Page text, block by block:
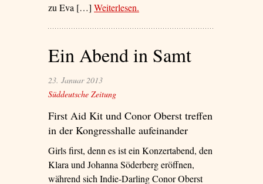
zu Eva […] Weiterlesen– ‘Faust in die Fresse’
.
Ein Abend in Samt
23. Januar 2013
Süddeutsche Zeitung
First Aid Kit und Conor Oberst treffen
in der Kongresshalle aufeinander
Girls first, denn es ist ein Konzertabend, den
Klara und Johanna Söderberg eröffnen,
während sich Indie-Darling Conor Oberst